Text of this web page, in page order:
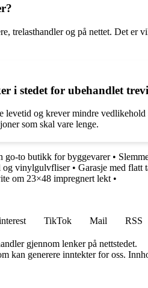
trelasthandler og på nettet. Det
i stedet for ubehandlet
levetid og krever mindre
som skal vare lenge.
go-to butikk for byggevarer•
og vinylgulvfliser• Garasje med flatt
om 23×48 impregnert lekt •
TikTok Mail
RSS
gjennom lenker på nettstedet.
generere inntekter for oss.